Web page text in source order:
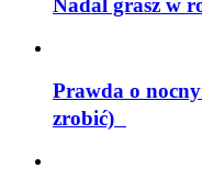
Nadal grasz w
Prawda o
zrobić)